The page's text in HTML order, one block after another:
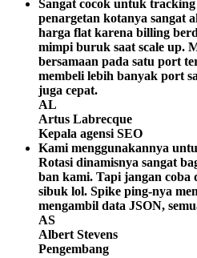
Sangat cocok untuk
penargetan kotanya sangat
harga flat karena billing
mimpi buruk saat scale up.
bersamaan pada satu port
membeli lebih banyak port
juga cepat.
AL
Artus Labrecque
Kepala agensi SEO
Kami menggunakannya
Rotasi dinamisnya sangat
ban kami. Tapi jangan coba
sibuk lol. Spike ping-nya
mengambil data JSON,
AS
Albert Stevens
Pengembang